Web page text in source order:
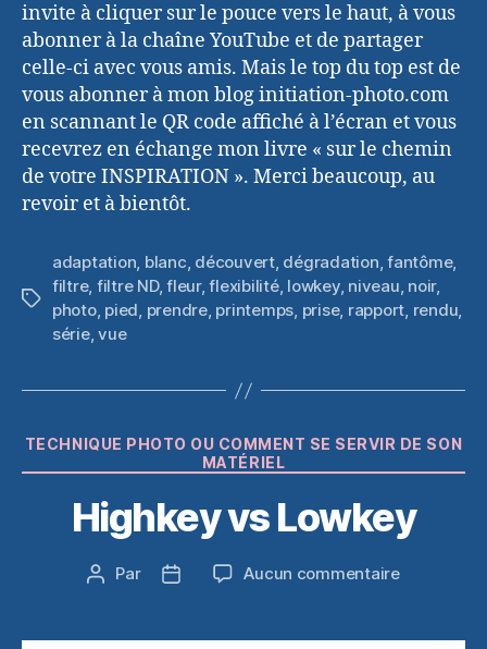
invite à cliquer sur le pouce vers le haut, à vous
abonner à la chaîne YouTube et de partager
celle-ci avec vous amis. Mais le top du top est de
vous abonner à mon blog initiation-photo.com
en scannant le QR code affiché à l’écran et vous
recevrez en échange mon livre « sur le chemin
de votre INSPIRATION ». Merci beaucoup, au
revoir et à bientôt.
Étiquettes
adaptation, blanc, découvert, dégradation,fantôme,
filtre, filtre ND,fleur,flexibilité, lowkey, niveau, noir,
photo, pied, prendre, printemps, prise, rapport, rendu,
série,vue
Catégories
TECHNIQUE PHOTO OU COMMENT SE SERVIR DE SON
MATÉRIEL
Highkey vs Lowkey
Auteur
Par
Date
Aucun commentairesur
Lowkey